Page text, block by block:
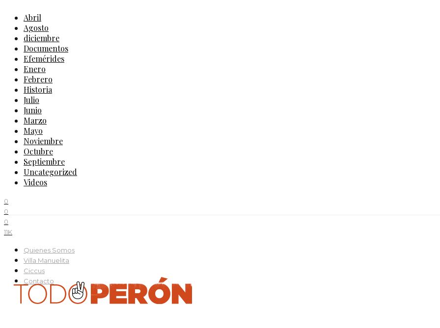
Abril
Agosto
diciembre
Documentos
Efemérides
Enero
Febrero
Historia
Julio
Junio
Marzo
Mayo
Noviembre
Octubre
Septiembre
Uncategorized
Videos
0
0
0
11K
Quienes Somos
Villa Manuelita
Ciccus
Contacto